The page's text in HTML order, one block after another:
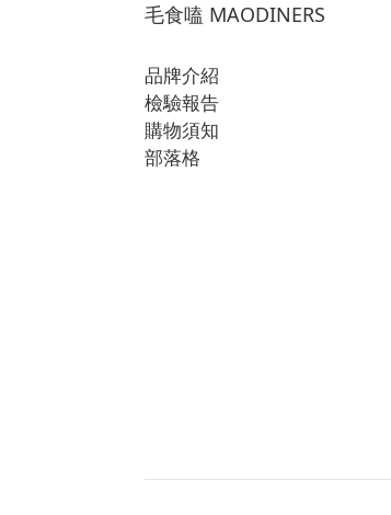
毛食嗑 MAODINERS
品牌介紹
檢驗報告
購物須知
部落格